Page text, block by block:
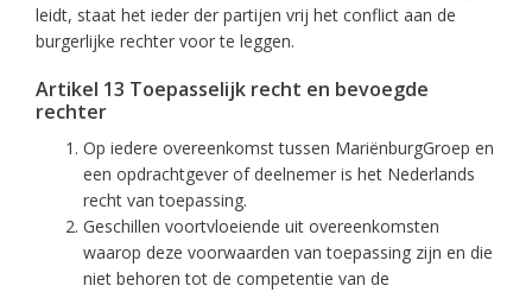
leidt, staat het ieder der partijen vrij het conflict aan de
burgerlijke rechter voor te leggen.
Artikel 13 Toepasselijk recht en bevoegde
rechter
Op iedere overeenkomst tussen MariënburgGroep en
een opdrachtgever of deelnemer is het Nederlands
recht van toepassing.
Geschillen voortvloeiende uit overeenkomsten
waarop deze voorwaarden van toepassing zijn en die
niet behoren tot de competentie van de